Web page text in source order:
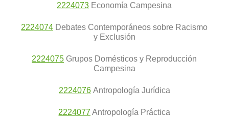
2224073 Economía Campesina
2224074 Debates Contemporáneos sobre Racismo
y Exclusión
2224075 Grupos Domésticos y Reproducción
Campesina
2224076Antropología Jurídica
2224077 Antropología Práctica